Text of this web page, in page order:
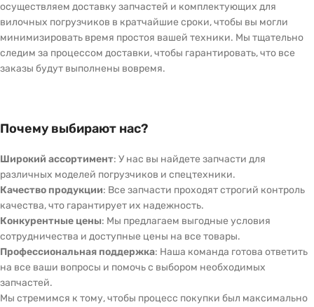
осуществляем доставку запчастей и комплектующих для
вилочных погрузчиков в кратчайшие сроки, чтобы вы могли
минимизировать время простоя вашей техники. Мы тщательно
следим за процессом доставки, чтобы гарантировать, что все
заказы будут выполнены вовремя.
Почему выбирают нас?
Широкий ассортимент: У нас вы найдете запчасти для
различных моделей погрузчиков и спецтехники.
Качество продукции: Все запчасти проходят строгий контроль
качества, что гарантирует их надежность.
Конкурентные цены: Мы предлагаем выгодные условия
сотрудничества и доступные цены на все товары.
Профессиональная поддержка: Наша команда готова ответить
на все ваши вопросы и помочь с выбором необходимых
запчастей.
Мы стремимся к тому, чтобы процесс покупки был максимально